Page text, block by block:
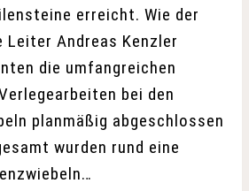
erreicht. Wie der
Leiter Andreas Kenzler
die umfangreichen
bei den
planmäßig abgeschlossen
wurden rund eine